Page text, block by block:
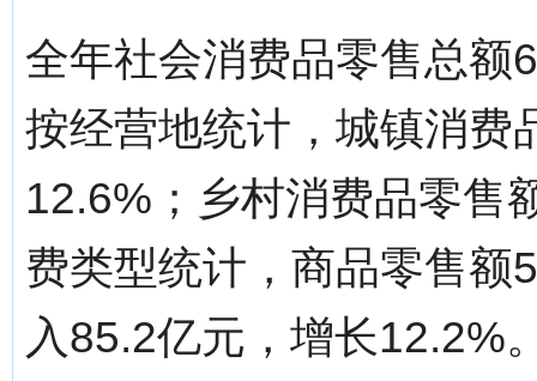
全年社会消费品零售总额
按经营地统计，城镇消费
12.6%；乡村消费品零售
费类型统计，商品零售额
入85.2亿元，增长12.2%